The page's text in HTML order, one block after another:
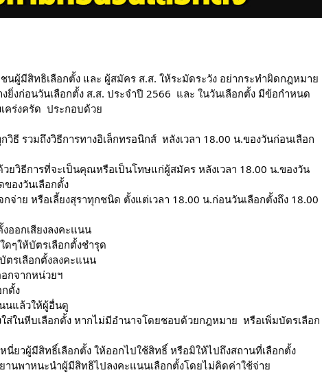
นผู้มีสิทธิเลือกตั้ง และ ผู้สมัคร ส.ส. ให้ระมัดระวัง อย่ากระทำผิดกฎหมาย
งยิ่งก่อนวันเลือกตั้ง ส.ส. ประจำปี 2566  และ ในวันเลือกตั้ง มีข้อกำหนด
คร่งครัด  ประกอบด้วย
วิธี รวมถึงวิธีการทางอิเล็กทรอนิกส์  หลังเวลา 18.00 น.ของวันก่อนเลือก
วยวิธีการที่จะเป็นคุณหรือเป็นโทษแก่ผู้สมัคร หลังเวลา 18.00 น.ของวัน
องวันเลือกตั้ง
จ่าย หรือเลี้ยงสุราทุกชนิด ตั้งแต่เวลา 18.00 น.ก่อนวันเลือกตั้งถึง 18.00
ออกเสียงลงคะแนน
ดๆให้บัตรเลือกตั้งชำรุด
รเลือกตั้งลงคะแนน
กจากหน่วยฯ
ตั้ง
นแล้วให้ผู้อื่นดู
ส่ในหีบเลือกตั้ง หากไม่มีอำนาจโดยชอบด้วยกฎหมาย  หรือเพิ่มบัตรเลือก
นี่ยวผู้มีสิทธิ์เลือกตั้ง ให้ออกไปใช้สิทธิ์ หรือมิให้ไปถึงสถานที่เลือกตั้ง
นพาหนะนำผู้มีสิทธิไปลงคะแนนเลือกตั้งโดยไม่คิดค่าใช้จ่าย